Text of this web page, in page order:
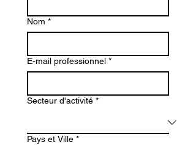
Nom *
E-mail professionnel *
Secteur d'activité *
Pays et Ville *